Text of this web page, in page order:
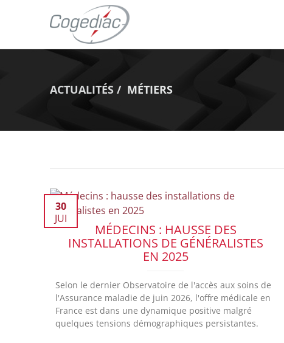
ACTUALITÉS MÉTIERS
MÉDECINS : HAUSSE DES
INSTALLATIONS DE GÉNÉRALISTES
EN 2025
30
JUI
Selon le dernier Observatoire de l'accès aux soins de
l'Assurance maladie de juin 2026, l'offre médicale en
France est dans une dynamique positive malgré
quelques tensions démographiques persistantes.